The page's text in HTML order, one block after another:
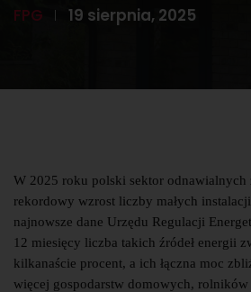
FPG 19 sierpnia, 2025
W 2025 roku polski sektor odnawialnych
rekordowy wzrost liczby małych
najnowsze dane Urzędu Regulacji
12 miesięcy liczba takich źródeł energii
kilkanaście procent, a ich łączna moc
więcej gospodarstw domowych,